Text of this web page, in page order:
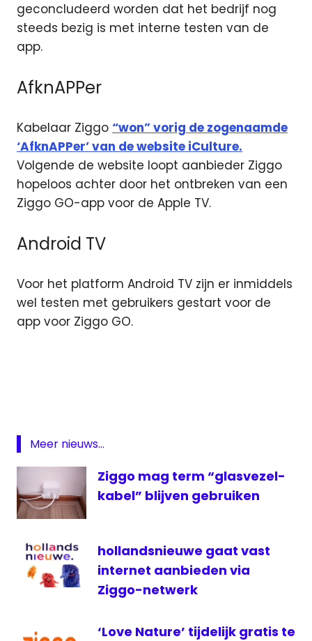
geconcludeerd worden dat het bedrijf nog
steeds bezig is met interne testen van de
app.
AfknAPPer
Kabelaar Ziggo “won” vorig de zogenaamde
‘AfknAPPer’ van de website iCulture.
Volgende de website loopt aanbieder Ziggo
hopeloos achter door het ontbreken van een
Ziggo GO-app voor de Apple TV.
Android TV
Voor het platform Android TV zijn er inmiddels
wel testen met gebruikers gestart voor de
app voor Ziggo GO.
GO
Meer nieuws...
Ziggo mag term “glasvezel-
kabel” blijven gebruiken
hollandsnieuwe gaat vast
internet aanbieden via
Ziggo-netwerk
‘Love Nature’ tijdelijk gratis te